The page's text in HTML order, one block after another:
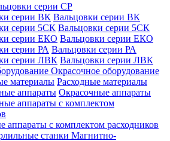
серии СР
Вальцовки серии ВК
Вальцовки серии 5СК
Вальцовки серии ЕКО
Вальцовки серии РА
Вальцовки серии ЛВК
Окрасочное оборудование
Расходные материалы
Окрасочные аппараты
аппараты с комплектом расходников
Магнитно-